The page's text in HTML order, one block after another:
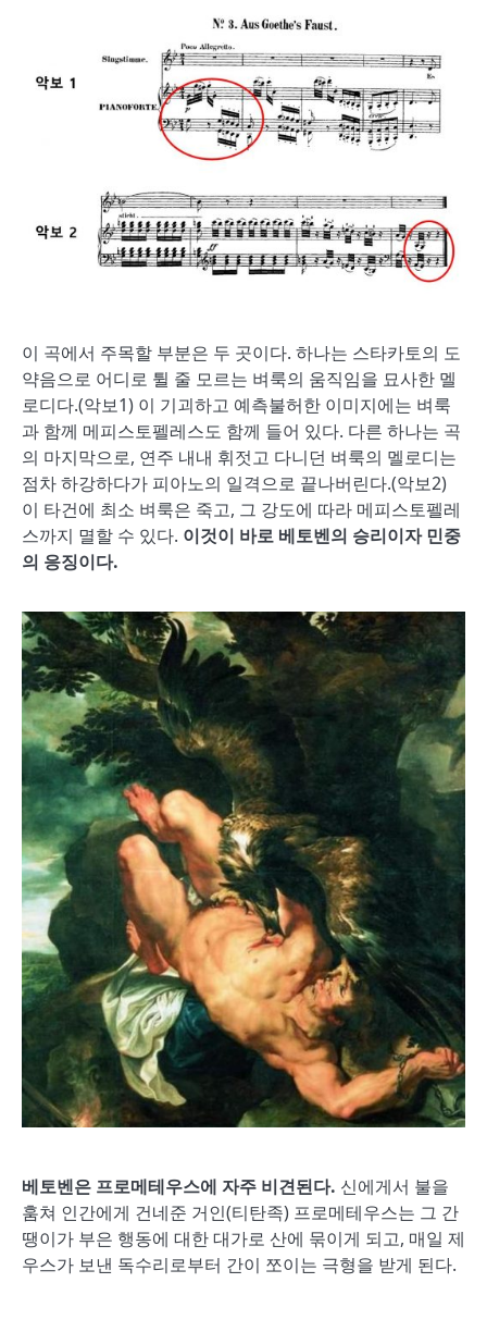
이 곡에서 주목할 부분은 두 곳이다. 하나는 스타카토의 도
약음으로 어디로 튈 줄 모르는 벼룩의 움직임을 묘사한 멜
로디다.(악보1) 이 기괴하고 예측불허한 이미지에는 벼룩
과 함께 메피스토펠레스도 함께 들어 있다. 다른 하나는 곡
의 마지막으로, 연주 내내 휘젓고 다니던 벼룩의 멜로디는
점차 하강하다가 피아노의 일격으로 끝나버린다.(악보2)
이 타건에 최소 벼룩은 죽고, 그 강도에 따라 메피스토펠레
스까지 멸할 수 있다. 이것이 바로 베토벤의 승리이자 민중
의 응징이다.
베토벤은 프로메테우스에 자주 비견된다. 신에게서 불을
훔쳐 인간에게 건네준 거인(티탄족) 프로메테우스는 그 간
땡이가 부은 행동에 대한 대가로 산에 묶이게 되고, 매일 제
우스가 보낸 독수리로부터 간이 쪼이는 극형을 받게 된다.